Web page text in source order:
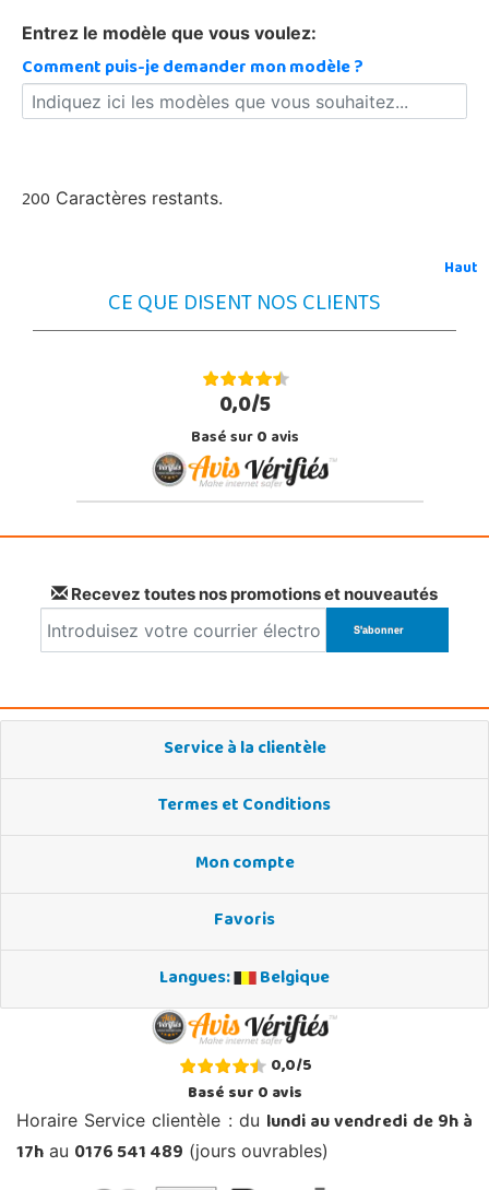
Entrez le modèle que vous voulez:
Comment puis-je demander mon modèle ?
200 Caractères restants.
Haut
CE QUE DISENT NOS CLIENTS
0,0/5
Basé sur0avis
Recevez toutes nos promotions et nouveautés
Service à la clientèle
Termes et Conditions
Mon compte
Favoris
Langues:
Belgique
0,0/5
Basé sur0avis
Horaire Service clientèle : du lundi au vendredi de 9h à
17h au 0176 541 489 (jours ouvrables)